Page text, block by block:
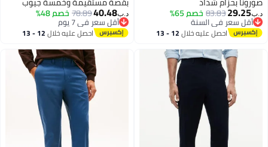
د.ب‏29.25
83.83خصم 65%
أقل سعر في السنة
أقل سعر في السنة
احصل عليه خلال 12 - 13
د.ب‏40.48
78.89خصم 48%
أقل سعر في 7 يوم
أقل سعر في 7 يوماحصل عليه خلال 12 - 13